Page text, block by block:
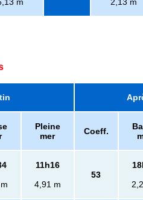
Pleine
mer
Coeff.
11h16
4,91 m
53